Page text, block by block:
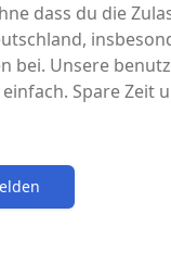
dass du die
bei. Unsere
Spare Zeit